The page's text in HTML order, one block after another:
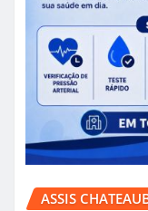
ASSIS